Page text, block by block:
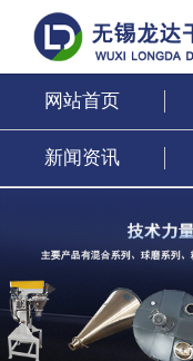
网站首页
新闻资讯